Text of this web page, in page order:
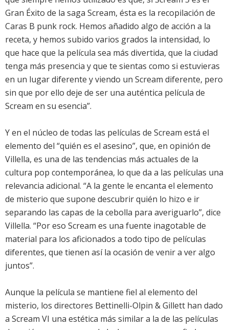
Gran Éxito de la saga Scream, ésta es la recopilación de
Caras B punk rock. Hemos añadido algo de acción a la
receta, y hemos subido varios grados la intensidad, lo
que hace que la película sea más divertida, que la ciudad
tenga más presencia y que te sientas como si estuvieras
en un lugar diferente y viendo un Scream diferente, pero
sin que por ello deje de ser una auténtica película de
Scream en su esencia”.
Y en el núcleo de todas las películas de Scream está el
elemento del “quién es el asesino”, que, en opinión de
Villella, es una de las tendencias más actuales de la
cultura pop contemporánea, lo que da a las películas una
relevancia adicional. “A la gente le encanta el elemento
de misterio que supone descubrir quién lo hizo e ir
separando las capas de la cebolla para averiguarlo”, dice
Villella. “Por eso Scream es una fuente inagotable de
material para los aficionados a todo tipo de películas
diferentes, que tienen así la ocasión de venir a ver algo
juntos”.
Aunque la película se mantiene fiel al elemento del
misterio, los directores Bettinelli-Olpin & Gillett han dado
a Scream VI una estética más similar a la de las películas